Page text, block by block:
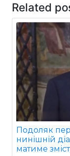
Related
Подоляк
нинішній
матиме